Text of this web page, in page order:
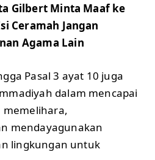
Gilbert Minta Maaf ke
Ceramah Jangan
Agama Lain
Pasal 3 ayat 10 juga
dalam mencapai
memelihara,
mendayagunakan
lingkungan untuk